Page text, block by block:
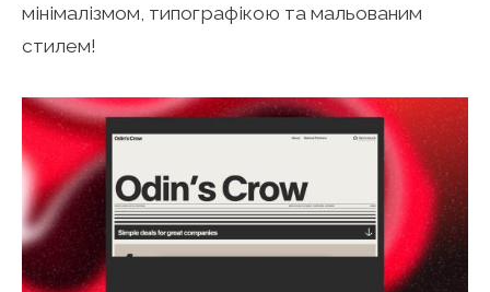
мінімалізмом, типографікою та мальованим
стилем!